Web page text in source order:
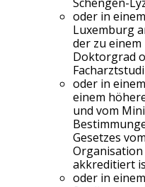
oder in
Luxemburg
der zu
Doktorgrad
oder in
einem
und vom
Gesetzes
akkreditiert
oder in